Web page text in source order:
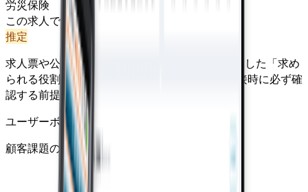
労災保険
この求人で期待されるPM像（参考）
推定
求人票や公開情報などから Granty が自動で推定した「求め
られる役割の重心」です。カジュアル面談や面接時に必ず確
認する前提の参考情報です。
ユーザーボイス型
顧客課題の発見とUX設計から価値を作る